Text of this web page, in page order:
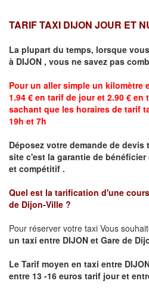
TARIF TAXI DIJON JOUR ET
La plupart du temps, lorsque
à DIJON , vous ne savez pas
Pour un aller simple un kilomètre
1.94 € en tarif de jour et 2.90 €
sachant que les horaires de tarif
19h et 7h
Déposez votre demande de devis
site c'est la garantie de bénéficier
et compétitif .
Quel est la tarification d'une
de Dijon-Ville ?
Pour réserver votre taxi Vous
un taxi entre DIJON et Gare de
Le Tarif moyen en taxi entre
entre 13 -16 euros tarif jour et